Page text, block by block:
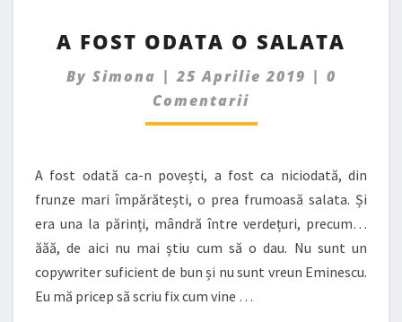
FOST
O
SALATA
A FOST ODATA O SALATA
By Simona |25 Aprilie 2019 | 0
Comentarii
A fost odată ca-n povești, a fost ca niciodată, din
frunze mari împărătești, o prea frumoasă salata. Și
era una la părinți, mândră între verdețuri, precum…
ăăă, de aici nu mai știu cum să o dau. Nu sunt un
copywriter suficient de bun și nu sunt vreun Eminescu.
Eu mă pricep să scriu fix cum vine …